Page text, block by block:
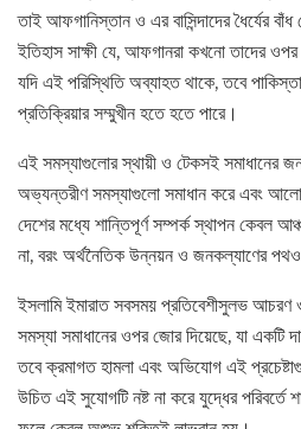
তাই আফগানিস্তান ও এর বাসিন্দাদের ধৈর্যের
ইতিহাস সাক্ষী যে, আফগানরা কখনো তাদের ওপর
যদি এই পরিস্থিতি অব্যাহত থাকে, তবে
প্রতিক্রিয়ার সম্মুখীন হতে হতে পারে।
এই সমস্যাগুলোর স্থায়ী ও টেকসই সমাধানের
অভ্যন্তরীণ সমস্যাগুলো সমাধান করে এবং
দেশের মধ্যে শান্তিপূর্ণ সম্পর্ক স্থাপন কেবল
না, বরং অর্থনৈতিক উন্নয়ন ও জনকল্যাণের
ইসলামি ইমারাত সবসময় প্রতিবেশীসুলভ আচরণ
সমস্যা সমাধানের ওপর জোর দিয়েছে, যা একটি
তবে ক্রমাগত হামলা এবং অভিযোগ এই
উচিত এই সুযোগটি নষ্ট না করে যুদ্ধের পরিবর্তে